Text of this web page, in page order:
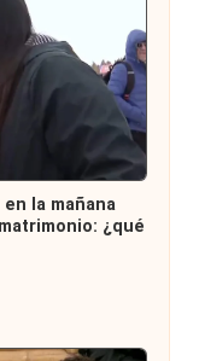
la mañana
¿qué